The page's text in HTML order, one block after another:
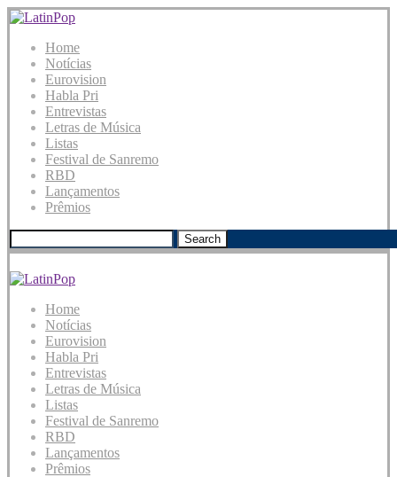
Home
Notícias
Eurovision
Habla Pri
Entrevistas
Letras de Música
Listas
Festival de Sanremo
RBD
Lançamentos
Prêmios
Search
Home
Notícias
Eurovision
Habla Pri
Entrevistas
Letras de Música
Listas
Festival de Sanremo
RBD
Lançamentos
Prêmios